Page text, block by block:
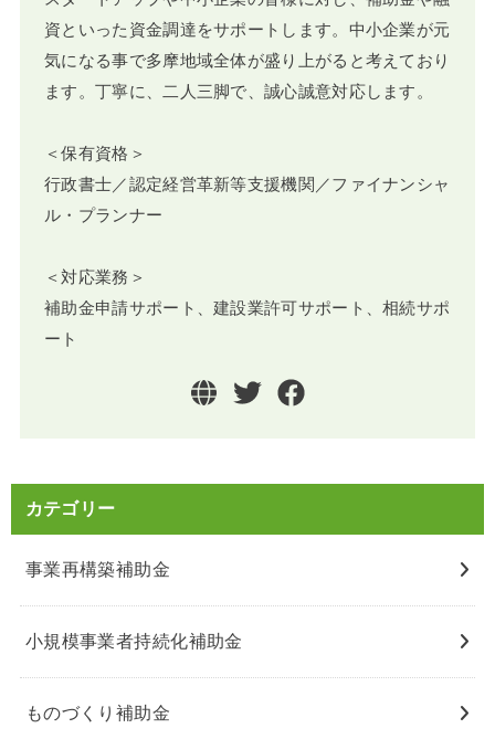
資といった資金調達をサポートします。中小企業が元
気になる事で多摩地域全体が盛り上がると考えており
ます。丁寧に、二人三脚で、誠心誠意対応します。
＜保有資格＞
行政書士／認定経営革新等支援機関／ファイナンシャ
ル・プランナー
＜対応業務＞
補助金申請サポート、建設業許可サポート、相続サポ
ート
カテゴリー
事業再構築補助金
小規模事業者持続化補助金
ものづくり補助金